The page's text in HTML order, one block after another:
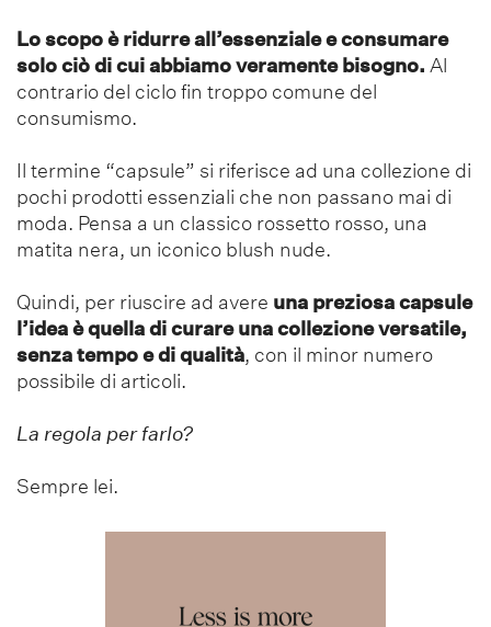
Lo scopo è ridurre all’essenziale e consumare
solo ciò di cui abbiamo veramente bisogno. Al
contrario del ciclo fin troppo comune del
consumismo.
Il termine “capsule” si riferisce ad una collezione di
pochi prodotti essenziali che non passano mai di
moda. Pensa a un classico rossetto rosso, una
matita nera, un iconico blush nude.
Quindi, per riuscire ad avere una preziosa capsule
l’idea è quella di curare una collezione versatile,
senza tempoe di qualità, con il minor numero
possibile di articoli.
La regola per farlo?
Sempre lei.